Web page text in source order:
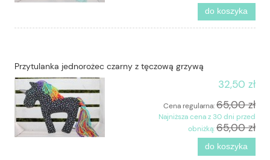
do koszyka
Przytulanka jednorożec czarny z tęczową grzywą
32,50 zł
Cena regularna:65,00 zł
Najniższa cena z 30 dni przed
obniżką:65,00 zł
do koszyka